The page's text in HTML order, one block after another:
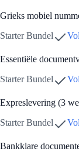
Grieks mobiel
Starter Bundel
Essentiële
Starter Bundel
Expreslevering (3
Starter Bundel
Bankklare